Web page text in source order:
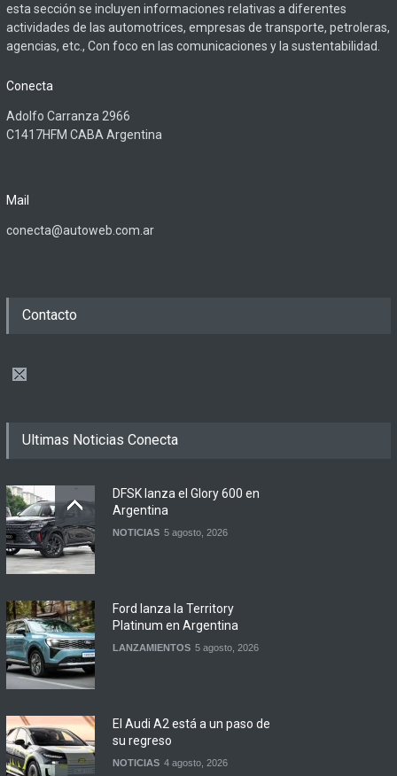
esta sección se incluyen informaciones relativas a diferentes
actividades de las automotrices, empresas de transporte, petroleras,
agencias, etc., Con foco en las comunicaciones y la sustentabilidad.
Conecta
Adolfo Carranza 2966
C1417HFM CABA Argentina
Mail
conecta@autoweb.com.ar
Contacto
Ultimas Noticias Conecta
DFSK lanza el Glory 600 en
Argentina
NOTICIAS 5 agosto, 2026
Ford lanza la Territory
Platinum en Argentina
LANZAMIENTOS 5 agosto, 2026
El Audi A2 está a un paso de
su regreso
NOTICIAS 4 agosto, 2026